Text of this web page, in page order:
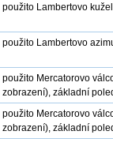
použito Lambertovo
použito Lambertovo
použito Mercatorovo
zobrazení), základní
použito Mercatorovo
zobrazení), základní